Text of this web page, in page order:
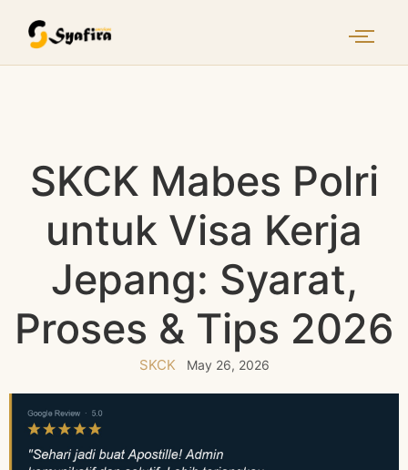
SKCK Mabes Polri
untuk Visa Kerja
Jepang: Syarat,
Proses & Tips 2026
SKCK May 26, 2026